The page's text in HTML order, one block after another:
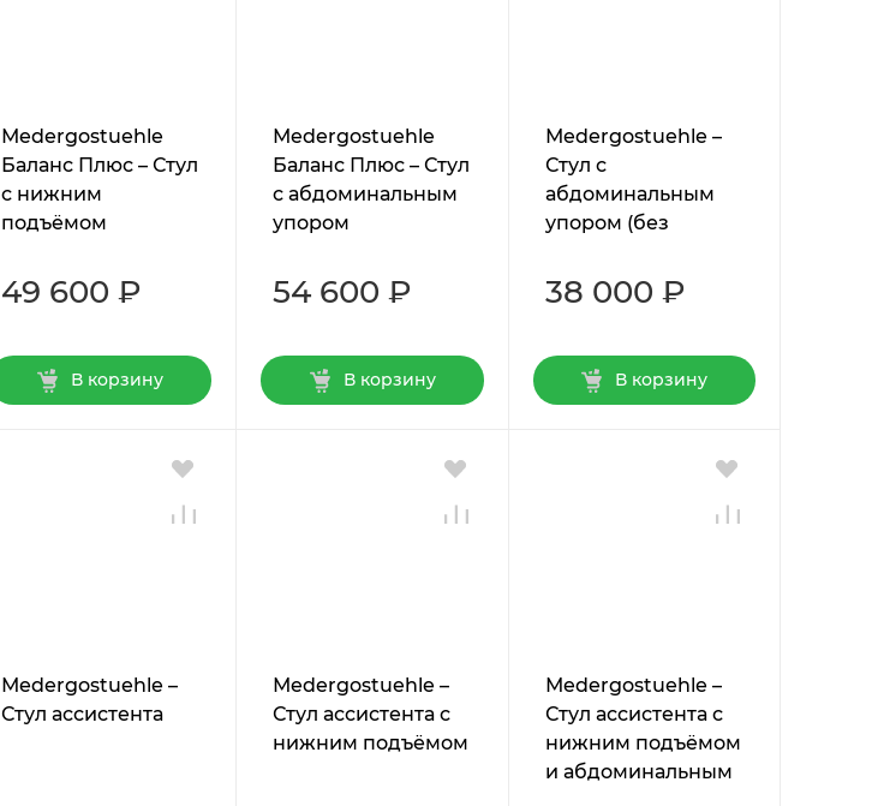
Мedergostuehle
Баланс Плюс – Стул
с нижним
подъёмом
49 600 ₽
В корзину
Мedergostuehle
Баланс Плюс – Стул
с абдоминальным
упором
54 600 ₽
В корзину
Мedergostuehle –
Стул с
абдоминальным
упором (без
38 000 ₽
В корзину
Мedergostuehle –
Стул ассистента
Мedergostuehle –
Стул ассистента с
нижним подъёмом
Мedergostuehle –
Стул ассистента с
нижним подъёмом
и абдоминальным